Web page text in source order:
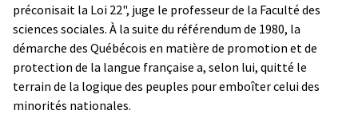
préconisait la Loi 22", juge le professeur de la Faculté des
sciences sociales. À la suite du référendum de 1980, la
démarche des Québécois en matière de promotion et de
protection de la langue française a, selon lui, quitté le
terrain de la logique des peuples pour emboîter celui des
minorités nationales.